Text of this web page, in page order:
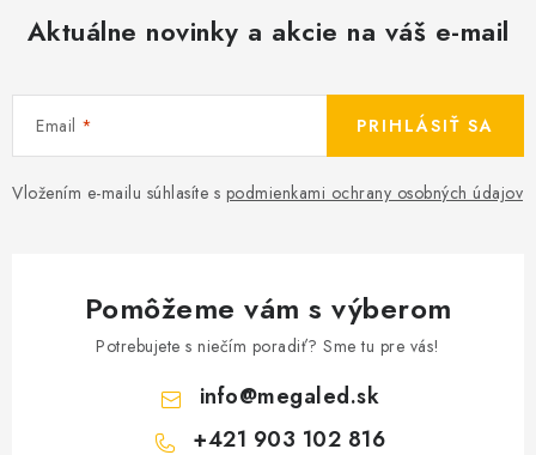
Aktuálne novinky a akcie na váš e-mail
Email
Vložením e-mailu súhlasíte s podmienkami ochrany osobných údajov
PRIHLÁSIŤ SA
Pomôžeme vám s výberom
Potrebujete s niečím poradiť? Sme tu pre vás!
info@megaled.sk
+421 903 102 816